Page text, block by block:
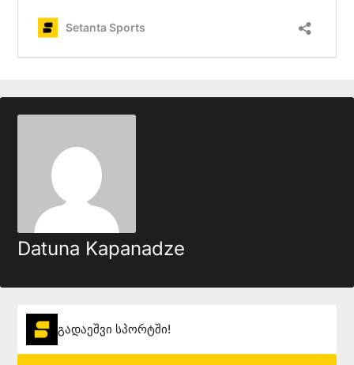
Datuna Kapanadze
გადაეშვი სპორტში!